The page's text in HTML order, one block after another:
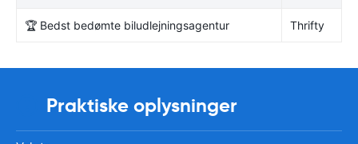
🏆 Bedst bedømte biludlejningsagentur Thrifty
Praktiske oplysninger